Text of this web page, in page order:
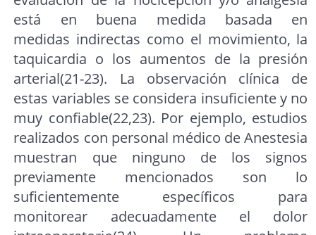
está en buena medida basada en
medidas indirectas como el movimiento, la
taquicardia o los aumentos de la presión
arterial(21-23). La observación clínica de
estas variables se considera insuficiente y no
muy confiable(22,23). Por ejemplo, estudios
realizados con personal médico de Anestesia
muestran que ninguno de los signos
previamente mencionados son lo
suficientemente específicos para
monitorear adecuadamente el dolor